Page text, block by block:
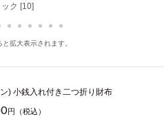
ック [10]
ゼル [50]
拡大表示されます。
) 小銭入れ付き二つ折り財布
円（税込）